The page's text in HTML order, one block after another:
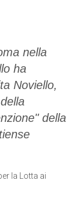
nella
ha
Noviello,
della
la Lotta ai